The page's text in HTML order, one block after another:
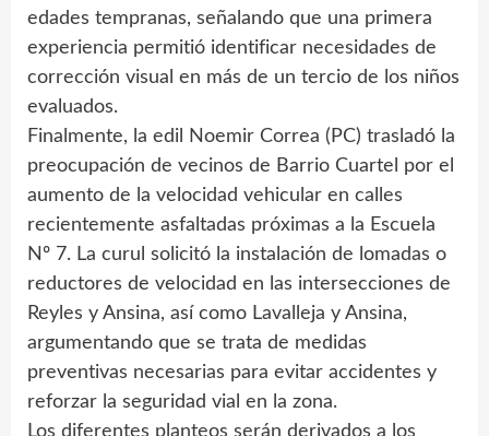
edades tempranas, señalando que una primera
experiencia permitió identificar necesidades de
corrección visual en más de un tercio de los niños
evaluados.
Finalmente, la edil Noemir Correa (PC) trasladó la
preocupación de vecinos de Barrio Cuartel por el
aumento de la velocidad vehicular en calles
recientemente asfaltadas próximas a la Escuela
Nº 7. La curul solicitó la instalación de lomadas o
reductores de velocidad en las intersecciones de
Reyles y Ansina, así como Lavalleja y Ansina,
argumentando que se trata de medidas
preventivas necesarias para evitar accidentes y
reforzar la seguridad vial en la zona.
Los diferentes planteos serán derivados a los